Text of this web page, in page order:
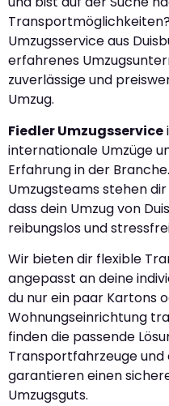
Umzugsservice aus
erfahrenes
zuverlässige und
Umzug.
Fiedler Umzugsservice
internationale Umzüge
Erfahrung in der
Umzugsteams stehen
dass dein Umzug von
reibungslos und
Wir bieten dir flexible
angepasst an deine
du nur ein paar Kartons
Wohnungseinrichtung
finden die passende
Transportfahrzeuge und
garantieren einen
Umzugsguts.